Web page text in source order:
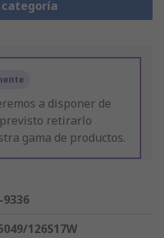
a disponer de
retirarlo
gama de productos.
9336
126S17W